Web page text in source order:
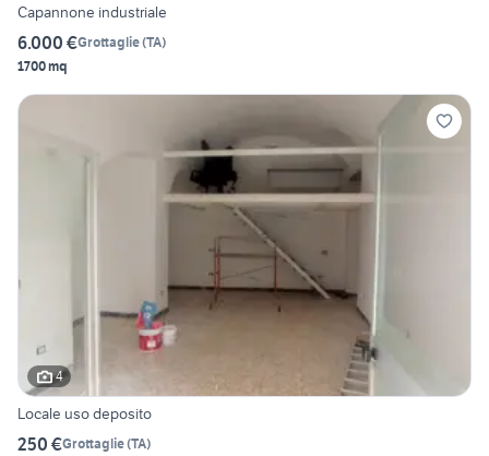
Capannone industriale
6.000 €Grottaglie(TA)
1700 mq
4
Locale uso deposito
250 €Grottaglie(TA)